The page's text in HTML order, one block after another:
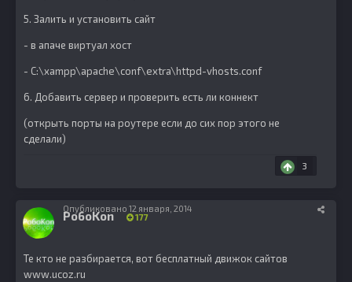
5. Залить и установить сайт
- в апаче виртуал хост
- C:\xampp\apache\conf\extra\httpd-vhosts.conf
6. Добавить сервер и проверить есть ли коннект
(открыть порты на роутере если до сих пор этого не
сделали)
3
Po6oKon 177
Опубликовано 12 января, 2014
Те кто не разбирается, вот бесплатный движок сайтов
www.ucoz.ru